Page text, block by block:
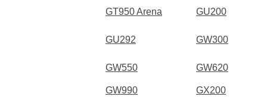
GT950 Arena GU200
GU292 GW300
GW550 GW620
GW990 GX200